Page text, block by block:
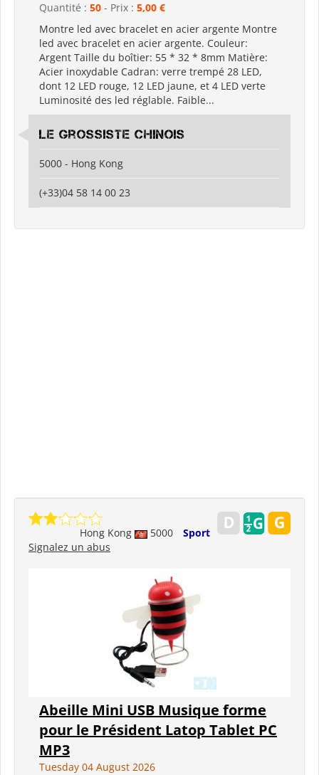
Quantité : 50 - Prix : 5,00 €
Montre led avec bracelet en acier argente Montre
led avec bracelet en acier argente. Couleur:
Argent Taille du boîtier: 55 * 32 * 8mm Matière:
Acier inoxydable Cadran: verre trempé 28 LED,
dont 12 LED rouge, 12 LED jaune, et 4 LED verte
Luminosité des led réglable. Faible...
Le grossiste chinois
5000 - Hong Kong
(+33)04 58 14 00 23
Hong Kong 5000
Sport
Signalez un abus
Abeille Mini USB Musique forme
pour le Président Latop Tablet PC
MP3
Tuesday 04 August 2026